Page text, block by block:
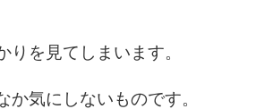
を見てしまいます。
気にしないものです。